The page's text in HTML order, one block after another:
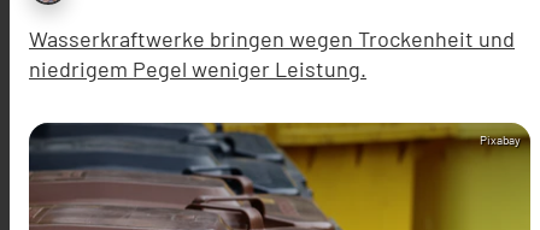
Wasserkraftwerke bringen wegen Trockenheit und
niedrigem Pegel weniger Leistung.
Pixabay